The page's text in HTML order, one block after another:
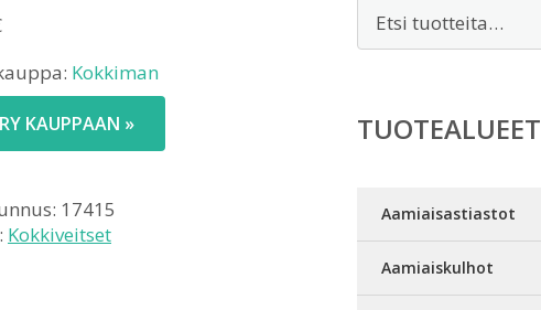
Kokkiman
KAUPPAAN »
17415
Kokkiveitset
TUOTEALUEET
Aamiaisastiastot
Aamiaiskulhot